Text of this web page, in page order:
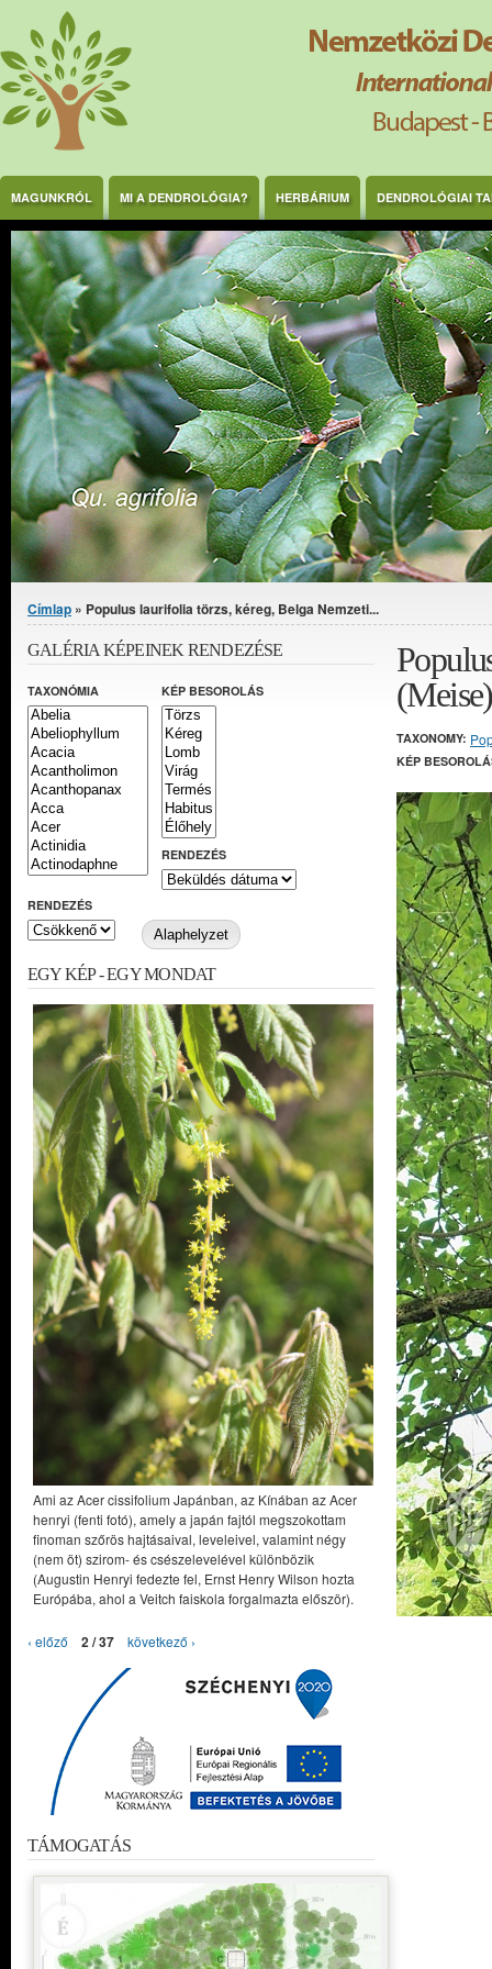
Ugrás a tartalomra
MAGUNKRÓL MI A DENDROLÓGIA? HERBÁRIUM DENDROLÓGIAI
Jelenlegi hely
Címlap » Populus laurifolia törzs, kéreg, Belga Nemzeti...
(Meise)
TAXONOMY:
KÉP
GALÉRIA KÉPEINEK RENDEZÉSE
TAXONÓMIA KÉP BESOROLÁS
RENDEZÉS
RENDEZÉS
EGY KÉP - EGY MONDAT
Ami az Acer cissifolium Japánban, az Kínában az Acer
henryi (fenti fotó), amely a japán fajtól megszokottam
finoman szőrös hajtásaival, leveleivel, valamint négy
(nem öt) szirom- és csészelevelével különbözik
(Augustin Henryi fedezte fel, Ernst Henry Wilson hozta
Európába, ahol a Veitch faiskola forgalmazta először).
‹ előző 2 / 37 következő ›
TÁMOGATÁS